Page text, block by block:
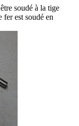
soudé à la tige
fer est soudé en